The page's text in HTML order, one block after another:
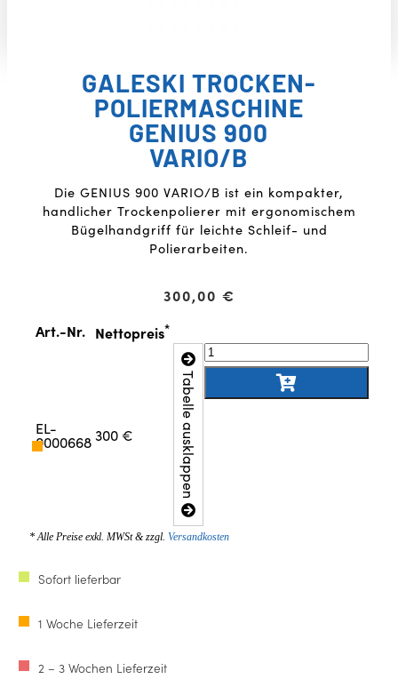
GALESKI TROCKEN-
POLIERMASCHINE
GENIUS 900
VARIO/B
Die GENIUS 900 VARIO/B ist ein kompakter,
handlicher Trockenpolierer mit ergonomischem
Bügelhandgriff für leichte Schleif- und
Polierarbeiten.
300,00 €
Art.-Nr. Nettopreis*
EL-
0000668300 € Tabelle ausklappen
* Alle Preise exkl. MWSt & zzgl. Versandkosten
Sofort lieferbar
1 Woche Lieferzeit
2 – 3 Wochen Lieferzeit